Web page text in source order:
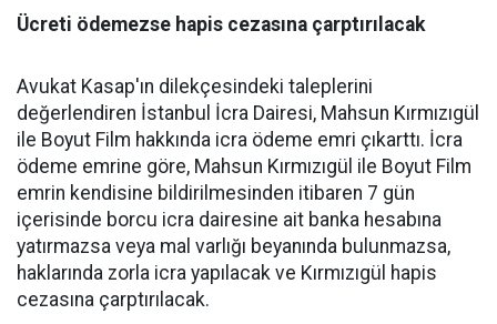
Ücreti ödemezse hapis cezasına çarptırılacak
Avukat Kasap'ın dilekçesindeki taleplerini
değerlendiren İstanbul İcra Dairesi, Mahsun Kırmızıgül
ile Boyut Film hakkında icra ödeme emri çıkarttı. İcra
ödeme emrine göre, Mahsun Kırmızıgül ile Boyut Film
emrin kendisine bildirilmesinden itibaren 7 gün
içerisinde borcu icra dairesine ait banka hesabına
yatırmazsa veya mal varlığı beyanında bulunmazsa,
haklarında zorla icra yapılacak ve Kırmızıgül hapis
cezasına çarptırılacak.